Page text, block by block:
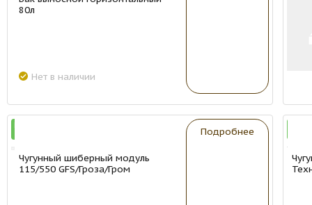
80л
Нет в наличии
Чугунный шиберный модуль
115/550 GFS/Гроза/Гром
Подробнее